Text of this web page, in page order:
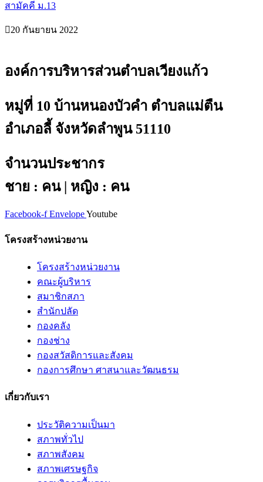
สามัคคี ม.13
20 กันยายน 2022
องค์การบริหารส่วนตำบลเวียงแก้ว
หมู่ที่ 10 บ้านหนองบัวคำ ตำบลแม่ตืน
อำเภอลี้ จังหวัดลำพูน 51110
จำนวนประชากร
ชาย : คน | หญิง : คน
Facebook-f EnvelopeYoutube
โครงสร้างหน่วยงาน
โครงสร้างหน่วยงาน
คณะผู้บริหาร
สมาชิกสภา
สำนักปลัด
กองคลัง
กองช่าง
กองสวัสดิการและสังคม
กองการศึกษา ศาสนาและวัฒนธรม
เกี่ยวกับเรา
ประวัติความเป็นมา
สภาพทั่วไป
สภาพสังคม
สภาพเศรษฐกิจ